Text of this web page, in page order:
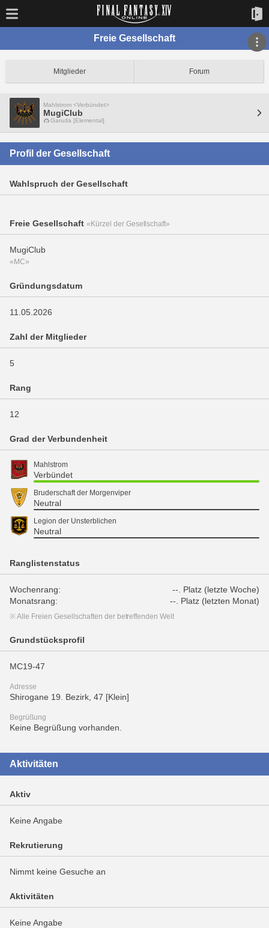
Freie Gesellschaft
Mitglieder Forum
Mahlstrom <Verbündet>
MugiClub
Garuda [Elemental]
Profil der Gesellschaft
Wahlspruch der Gesellschaft
Freie Gesellschaft «Kürzel der Gesellschaft»
MugiClub
«MC»
Gründungsdatum
11.05.2026
Zahl der Mitglieder
5
Rang
12
Grad der Verbundenheit
Mahlstrom
Verbündet
Bruderschaft der Morgenviper
Neutral
Legion der Unsterblichen
Neutral
Ranglistenstatus
Wochenrang:
--. Platz (letzte Woche)
Monatsrang:
--. Platz (letzten Monat)
※ Alle Freien Gesellschaften der betreffenden Welt
Grundstücksprofil
MC19-47
Adresse
Shirogane 19. Bezirk, 47 [Klein]
Begrüßung
Keine Begrüßung vorhanden.
Aktivitäten
Aktiv
Keine Angabe
Rekrutierung
Nimmt keine Gesuche an
Aktivitäten
Keine Angabe